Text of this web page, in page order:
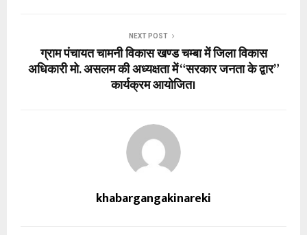
NEXT POST
ग्राम पंचायत चामनी विकास खण्ड चम्बा में जिला विकास
अधिकारी मो. असलम की अध्यक्षता में “सरकार जनता के द्वार”
कार्यक्रम आयोजित।
khabargangakinareki